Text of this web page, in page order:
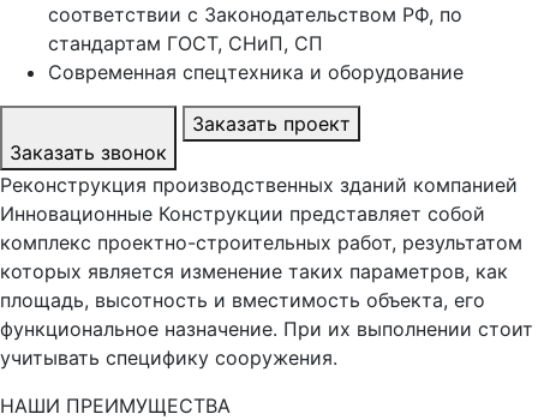
соответствии с Законодательством РФ, по
стандартам ГОСТ, СНиП, СП
Современная спецтехника и оборудование
Заказать звонок
Заказать проект
Реконструкция производственных зданий компанией
Инновационные Конструкции представляет собой
комплекс проектно-строительных работ, результатом
которых является изменение таких параметров, как
площадь, высотность и вместимость объекта, его
функциональное назначение. При их выполнении стоит
учитывать специфику сооружения.
НАШИ ПРЕИМУЩЕСТВА